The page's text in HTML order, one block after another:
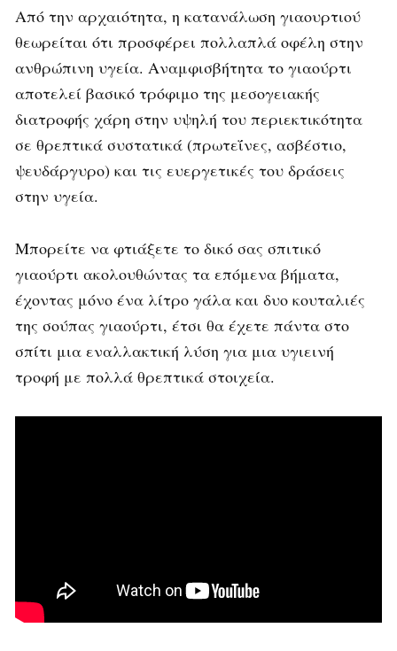
Από την αρχαιότητα, η κατανάλωση γιαουρτιού
θεωρείται ότι προσφέρει πολλαπλά οφέλη στην
ανθρώπινη υγεία. Αναμφισβήτητα το γιαούρτι
αποτελεί βασικό τρόφιμο της μεσογειακής
διατροφής χάρη στην υψηλή του περιεκτικότητα
σε θρεπτικά συστατικά (πρωτεΐνες, ασβέστιο,
ψευδάργυρο) και τις ευεργετικές του δράσεις
στην υγεία.
Μπορείτε να φτιάξετε το δικό σας σπιτικό
γιαούρτι ακολουθώντας τα επόμενα βήματα,
έχοντας μόνο ένα λίτρο γάλα και δυο κουταλιές
της σούπας γιαούρτι, έτσι θα έχετε πάντα στο
σπίτι μια εναλλακτική λύση για μια υγιεινή
τροφή με πολλά θρεπτικά στοιχεία.